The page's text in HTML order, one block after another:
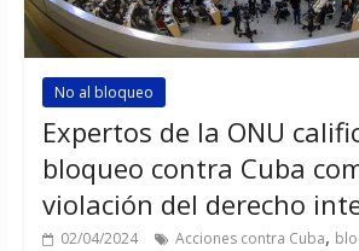
No al bloqueo
Expertos de la ONU
bloqueo contra Cuba
violación del derecho
02/04/2024 Acciones contra Cuba,